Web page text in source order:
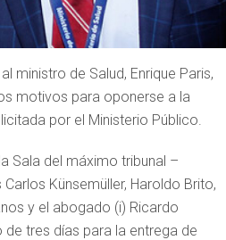
ministro de Salud, Enrique Paris,
motivos para oponerse a la
por el Ministerio Público.
Sala del máximo tribunal –
Künsemüller, Haroldo Brito,
y el abogado (i) Ricardo
tres días para la entrega de